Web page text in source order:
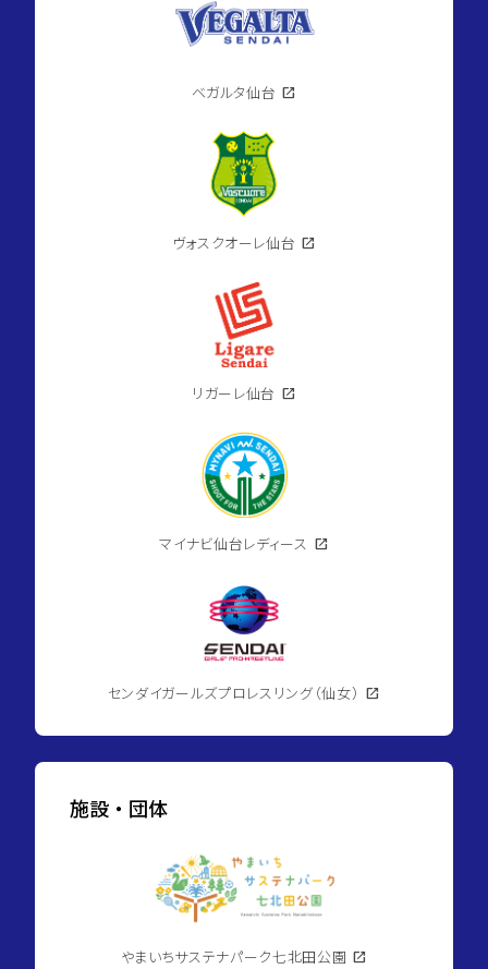
ベガルタ仙台 open_in_new
ヴォスクオーレ仙台 open_in_new
リガーレ仙台 open_in_new
マイナビ仙台レディース open_in_new
センダイガールズプロレスリング（仙女） open_in_new
施設・団体
やまいちサステナパーク七北田公園 open_in_new